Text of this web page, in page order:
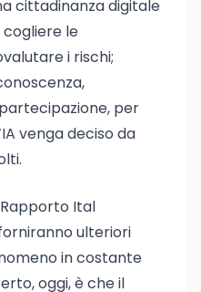
cittadinanza digitale
le
i rischi;
per
venga deciso da
Ital
ulteriori
in costante
oggi, è che il